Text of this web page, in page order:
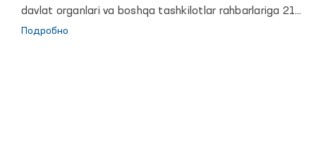
davlat organlari va boshqa tashkilotlar rahbarlariga 21
ta taqdimnoma kiritilgan.
Подробно